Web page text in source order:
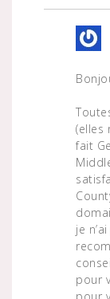
(elles
fait
je
pour